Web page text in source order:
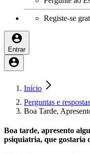
Registe-se
Entrar
Início
Perguntas e respostas
Boa Tarde,
Boa tarde, apresento
psiquiatria, que gostaria